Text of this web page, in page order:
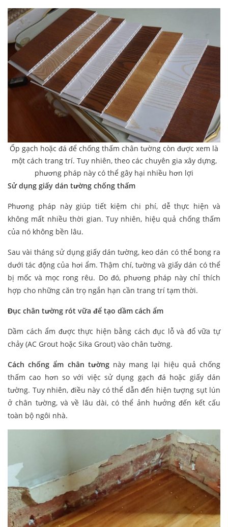
Ốp gạch hoặc đá để chống thấm chân tường còn được xem là
một cách trang trí. Tuy nhiên, theo các chuyên gia xây dựng,
phương pháp này có thể gây hại nhiều hơn lợi
Sử dụng giấy dán tường chống thấm
Phương pháp này giúp tiết kiệm chi phí, dễ thực hiện và
không mất nhiều thời gian. Tuy nhiên, hiệu quả chống thấm
của nó không bền lâu.
Sau vài tháng sử dụng giấy dán tường, keo dán có thể bong ra
dưới tác động của hơi ẩm. Thậm chí, tường và giấy dán có thể
bị mốc và mọc rong rêu. Do đó, phương pháp này chỉ thích
hợp cho những căn trọ ngắn hạn cần trang trí tạm thời.
Đục chân tường rót vữa để tạo dầm cách ẩm
Dầm cách ẩm được thực hiện bằng cách đục lỗ và đổ vữa tự
chảy (AC Grout hoặc Sika Grout) vào chân tường.
Cách chống ẩm chân tườngnày mang lại hiệu quả chống
thấm cao hơn so với việc sử dụng gạch đá hoặc giấy dán
tường. Tuy nhiên, điều này có thể dẫn đến hiện tượng sụt lún
ở chân tường, và về lâu dài, có thể ảnh hưởng đến kết cấu
toàn bộ ngôi nhà.